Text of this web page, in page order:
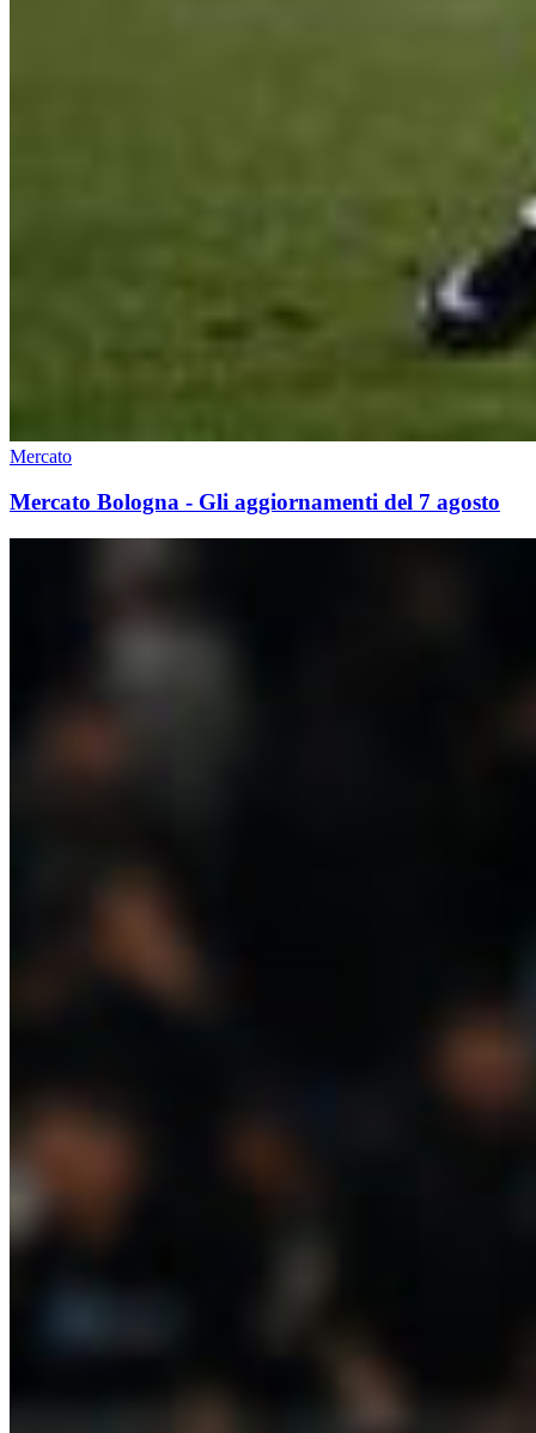
Mercato
Mercato Bologna - Gli aggiornamenti del 7 agosto